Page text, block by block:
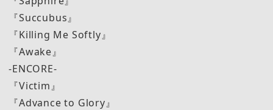
『Succubus』
『Killing Me Softly』
『Awake』
-ENCORE-
『Victim』
『Advance to Glory』